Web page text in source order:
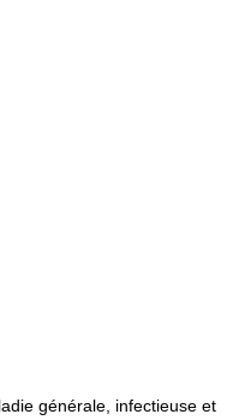
générale, infectieuse et